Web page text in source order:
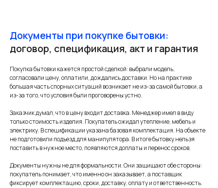
Документы при покупке бытовки:
договор, спецификация, акт и гарантия
Покупка бытовки кажется простой сделкой: выбрали модель,
согласовали цену, оплатили, дождались доставки. Но на практике
большая часть спорных ситуаций возникает не из-за самой бытовки, а
из-за того, что условия были проговорены устно.
Заказчик думал, что в цену входит доставка. Менеджер имел в виду
только стоимость изделия. Покупатель ожидал утепление, мебель и
электрику. В спецификации указана базовая комплектация. На объекте
не подготовили подъезд для манипулятора. В итоге бытовку нельзя
поставить в нужное место, появляются доплаты и перенос сроков.
Документы нужны не для формальности. Они защищают обе стороны:
покупатель понимает, что именно он заказывает, а поставщик
фиксирует комплектацию, сроки, доставку, оплату и ответственность.